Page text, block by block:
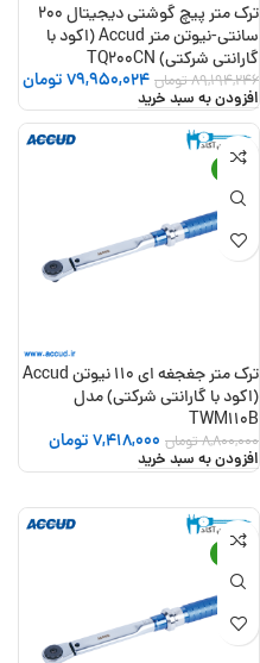
ترک متر پیچ گوشتی دیجیتال 200
سانتی-نیوتن متر Accud (اکود با
گارانتی شرکتی) TQ200CN
89,194,246تومان 79,950,024تومان
افزودن به سبد خرید
-16%
ترک متر جغجغه ای 110 نیوتن Accud
(اکود با گارانتی شرکتی) مدل
TWM110B
8,800,000تومان 7,418,000تومان
افزودن به سبد خرید
-15%